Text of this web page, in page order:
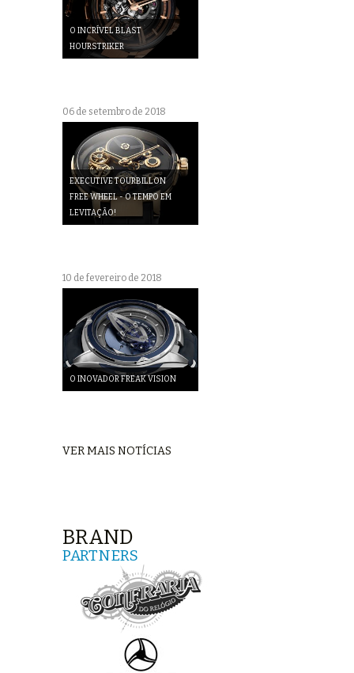
O INCRÍVEL BLAST
HOURSTRIKER
06 de setembro de 2018
EXECUTIVE TOURBILLON
FREE WHEEL - O TEMPO EM
LEVITAÇÃO!
10 de fevereiro de 2018
O INOVADOR FREAK VISION
VER MAIS NOTÍCIAS
BRAND
PARTNERS